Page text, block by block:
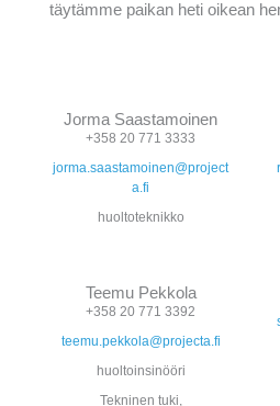
täytämme paikan heti oikean
Jorma Saastamoinen
+358 20 771 3333
jorma.saastamoinen@project
a.fi
huoltoteknikko
Teemu Pekkola
+358 20 771 3392
teemu.pekkola@projecta.fi
huoltoinsinööri
Tekninen tuki,